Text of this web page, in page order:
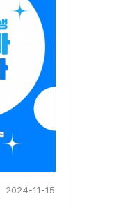
2024-11-15